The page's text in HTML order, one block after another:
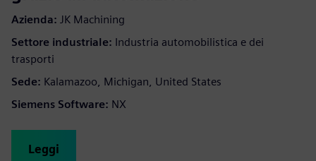
Azienda: JK Machining
Settore industriale: Industria automobilistica e dei
trasporti
Sede: Kalamazoo, Michigan, United States
Siemens Software: NX
Leggi